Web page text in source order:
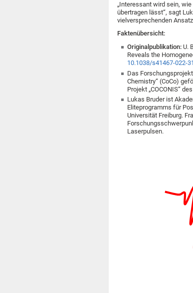
„Interessant wird sein,
übertragen lässt“, sagt
vielversprechenden
Faktenübersicht:
Originalpublikation: U.
Reveals the
10.1038/s41467-022-
Das
Chemistry“ (CoCo)
Projekt „COCONIS“
Lukas Bruder ist
Eliteprogramms für
Universität Freiburg.
Laserpulsen.